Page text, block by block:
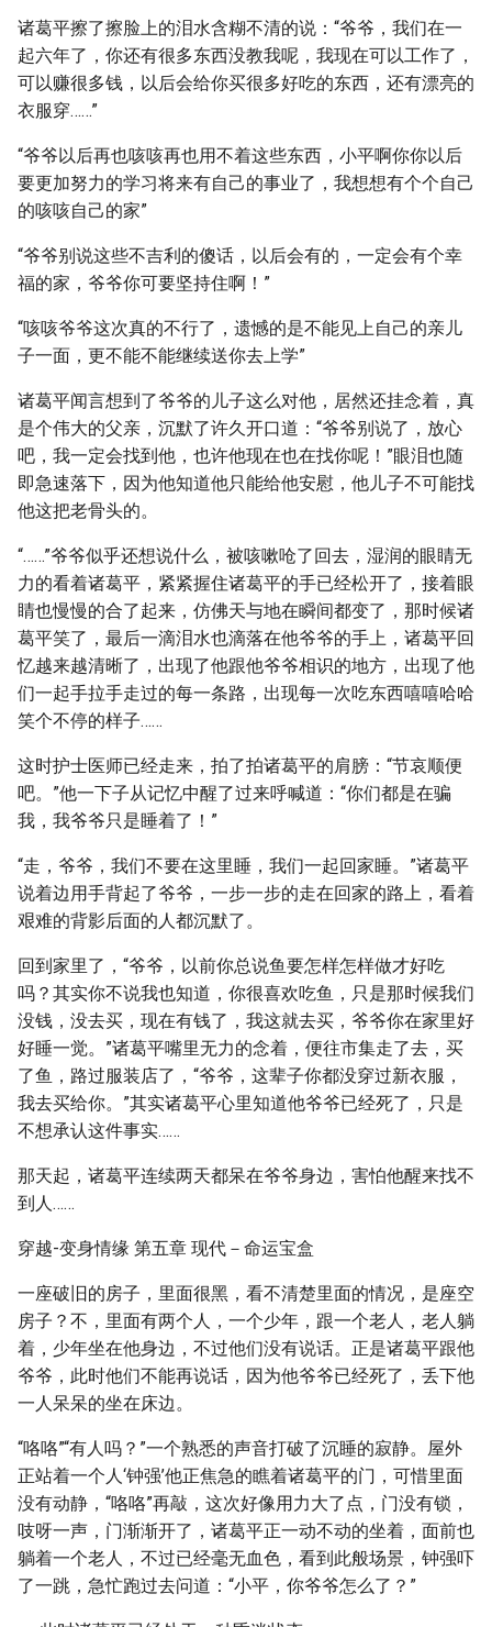
诸葛平擦了擦脸上的泪水含糊不清的说：“爷爷，我们在一
起六年了，你还有很多东西没教我呢，我现在可以工作了，
可以赚很多钱，以后会给你买很多好吃的东西，还有漂亮的
衣服穿……”
“爷爷以后再也咳咳再也用不着这些东西，小平啊你你以后
要更加努力的学习将来有自己的事业了，我想想有个个自己
的咳咳自己的家”
“爷爷别说这些不吉利的傻话，以后会有的，一定会有个幸
福的家，爷爷你可要坚持住啊！”
“咳咳爷爷这次真的不行了，遗憾的是不能见上自己的亲儿
子一面，更不能不能继续送你去上学”
诸葛平闻言想到了爷爷的儿子这么对他，居然还挂念着，真
是个伟大的父亲，沉默了许久开口道：“爷爷别说了，放心
吧，我一定会找到他，也许他现在也在找你呢！”眼泪也随
即急速落下，因为他知道他只能给他安慰，他儿子不可能找
他这把老骨头的。
“……”爷爷似乎还想说什么，被咳嗽呛了回去，湿润的眼睛无
力的看着诸葛平，紧紧握住诸葛平的手已经松开了，接着眼
睛也慢慢的合了起来，仿佛天与地在瞬间都变了，那时候诸
葛平笑了，最后一滴泪水也滴落在他爷爷的手上，诸葛平回
忆越来越清晰了，出现了他跟他爷爷相识的地方，出现了他
们一起手拉手走过的每一条路，出现每一次吃东西嘻嘻哈哈
笑个不停的样子……
这时护士医师已经走来，拍了拍诸葛平的肩膀：“节哀顺便
吧。”他一下子从记忆中醒了过来呼喊道：“你们都是在骗
我，我爷爷只是睡着了！”
“走，爷爷，我们不要在这里睡，我们一起回家睡。”诸葛平
说着边用手背起了爷爷，一步一步的走在回家的路上，看着
艰难的背影后面的人都沉默了。
回到家里了，“爷爷，以前你总说鱼要怎样怎样做才好吃
吗？其实你不说我也知道，你很喜欢吃鱼，只是那时候我们
没钱，没去买，现在有钱了，我这就去买，爷爷你在家里好
好睡一觉。”诸葛平嘴里无力的念着，便往市集走了去，买
了鱼，路过服装店了，“爷爷，这辈子你都没穿过新衣服，
我去买给你。”其实诸葛平心里知道他爷爷已经死了，只是
不想承认这件事实……
那天起，诸葛平连续两天都呆在爷爷身边，害怕他醒来找不
到人……
穿越-变身情缘 第五章 现代－命运宝盒
一座破旧的房子，里面很黑，看不清楚里面的情况，是座空
房子？不，里面有两个人，一个少年，跟一个老人，老人躺
着，少年坐在他身边，不过他们没有说话。正是诸葛平跟他
爷爷，此时他们不能再说话，因为他爷爷已经死了，丢下他
一人呆呆的坐在床边。
“咯咯”“有人吗？”一个熟悉的声音打破了沉睡的寂静。屋外
正站着一个人‘钟强’他正焦急的瞧着诸葛平的门，可惜里面
没有动静，“咯咯”再敲，这次好像用力大了点，门没有锁，
吱呀一声，门渐渐开了，诸葛平正一动不动的坐着，面前也
躺着一个老人，不过已经毫无血色，看到此般场景，钟强吓
了一跳，急忙跑过去问道：“小平，你爷爷怎么了？”